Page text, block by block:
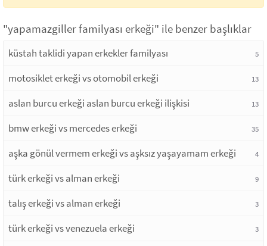
"yapamazgiller familyası erkeği" ile benzer başlıklar
küstah taklidi yapan erkekler familyası 5
motosiklet erkeği vs otomobil erkeği 13
aslan burcu erkeği aslan burcu erkeği ilişkisi 13
bmw erkeği vs mercedes erkeği 35
aşka gönül vermem erkeği vs aşksız yaşayamam erkeği 4
türk erkeği vs alman erkeği 9
talış erkeği vs alman erkeği 3
türk erkeği vs venezuela erkeği 3